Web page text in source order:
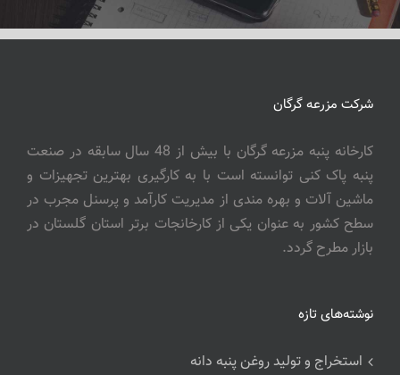
شرکت مزرعه گرگان
کارخانه پنبه مزرعه گرگان با بیش از 48 سال سابقه در صنعت
پنبه پاک کنی توانسته است با به کارگیری بهترین تجهیزات و
ماشین آلات و بهره مندی از مدیریت کارآمد و پرسنل مجرب در
سطح کشور به عنوان یکی از کارخانجات برتر استان گلستان در
بازار مطرح گردد.
نوشته‌های تازه
استخراج و تولید روغن پنبه دانه